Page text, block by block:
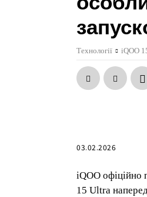
Технології iQOO
03.02.2026
iQOO офіційно
15 Ultra